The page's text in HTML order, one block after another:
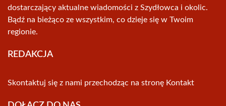
dostarczający aktualne wiadomości z Szydłowca i okolic.
Bądź na bieżąco ze wszystkim, co dzieje się w Twoim
regionie.
REDAKCJA
Skontaktuj się z nami przechodząc na stronę Kontakt